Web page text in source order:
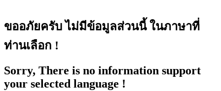
ขออภัยครับ ไม่มีข้อมูลส่วนนี้ ในภาษาที่
ท่านเลือก !
Sorry, There is no information support
your selected language !